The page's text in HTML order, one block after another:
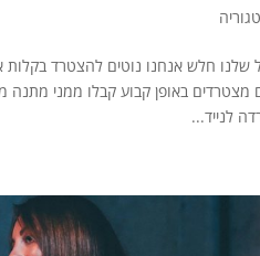
חלש אנחנו נוטים להצטרד בקלות
לנייד...